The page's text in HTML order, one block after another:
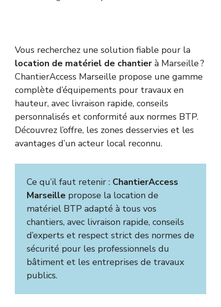
Vous recherchez une solution fiable pour la
location de matériel de chantier à Marseille ?
ChantierAccess Marseille propose une gamme
complète d’équipements pour travaux en
hauteur, avec livraison rapide, conseils
personnalisés et conformité aux normes BTP.
Découvrez l’offre, les zones desservies et les
avantages d’un acteur local reconnu.
Ce qu’il faut retenir : ChantierAccess
Marseille propose la location de
matériel BTP adapté à tous vos
chantiers, avec livraison rapide, conseils
d’experts et respect strict des normes de
sécurité pour les professionnels du
bâtiment et les entreprises de travaux
publics.